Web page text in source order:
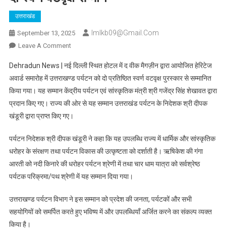
उत्तराखंड
September 13, 2025 Imlkb09@gmail.com
Leave A CommentOn
पर्यटन
को
द
वीक
हेरिटेज
में
दो
स्वर्ण
वटवृक्ष
Dehradun News | नई दिल्ली स्थित होटल में द वीक मैगज़ीन द्वारा आयोजित हेरिटेज
अवार्ड समारोह में उत्तराखण्ड पर्यटन को दो प्रतिष्ठित स्वर्ण वटवृक्ष पुरस्कार से सम्मानित
किया गया। यह सम्मान केंद्रीय पर्यटन एवं सांस्कृतिक मंत्री श्री गजेंद्र सिंह शेखावत द्वारा
प्रदान किए गए। राज्य की ओर से यह सम्मान उत्तराखंड पर्यटन के निदेशक श्री दीपक
खंडूरी द्वारा प्राप्त किए गए।
पर्यटन निदेशक श्री दीपक खंडूरी ने कहा कि यह उपलब्धि राज्य में धार्मिक और सांस्कृतिक
धरोहर के संरक्षण तथा पर्यटन विकास की उत्कृष्टता को दर्शाती है। ऋषिकेश की गंगा
आरती को नदी किनारे की धरोहर पर्यटन श्रेणी में तथा चार धाम यात्रा को सर्वश्रेष्ठ
पर्यटक परिक्रमा/पथ श्रेणी में यह सम्मान दिया गया।
उत्तराखण्ड पर्यटन विभाग ने इस सम्मान को प्रदेश की जनता, पर्यटकों और सभी
सहयोगियों को समर्पित करते हुए भविष्य में और उपलब्धियाँ अर्जित करने का संकल्प व्यक्त
किया है।